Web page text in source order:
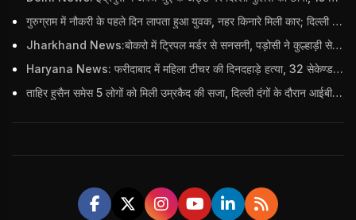
गुरुग्राम में नौकरी के पहले दिन लापता हुआ युवक, नहर किनारे मिली कार; दिल्ली पुलिस ने दर्ज की FIR
Jharkhand News:बोकरो में ट्रिपल मर्डर से सनसनी, पड़ोसी ने कुल्हाड़ी से पति-पत्नी और बहु की हत्या की
Haryana News: फरीदाबाद में महिला टीचर की दिनदहाड़े हत्या, 32 सेकेण्ड में 34 बार किया वार
ताहिर हुसैन समेस 5 लोगों को मिली उम्रकैद की सजा, दिल्ली दंगों के दौरान आईबी अधिकारी का किया था कत्ल